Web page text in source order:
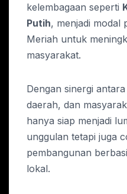
kelembagaan seperti
Putih, menjadi modal
Meriah untuk
masyarakat.
Dengan sinergi
daerah, dan
hanya siap menjadi
unggulan tetapi juga
pembangunan
lokal.